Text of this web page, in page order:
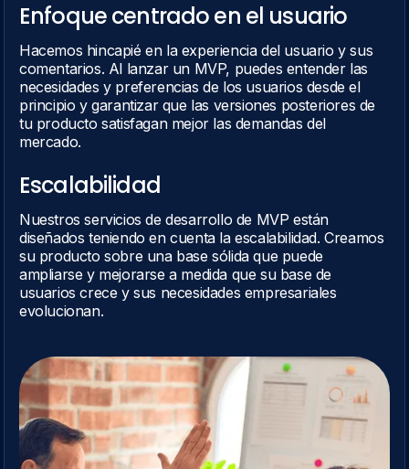
Enfoque centrado en el usuario
Hacemos hincapié en la experiencia del usuario y sus
comentarios. Al lanzar un MVP, puedes entender las
necesidades y preferencias de los usuarios desde el
principio y garantizar que las versiones posteriores de
tu producto satisfagan mejor las demandas del
mercado.
Escalabilidad
Nuestros servicios de desarrollo de MVP están
diseñados teniendo en cuenta la escalabilidad. Creamos
su producto sobre una base sólida que puede
ampliarse y mejorarse a medida que su base de
usuarios crece y sus necesidades empresariales
evolucionan.